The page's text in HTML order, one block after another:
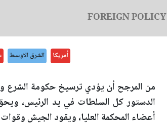
FOREIGN POLICY
أمريكا الشرق الاوسط
من المرجح أن يؤدي ترسيخ حكومة
الدستور كل السلطات في يد الرئيس،
أعضاء المحكمة العليا، ويقود الجيش